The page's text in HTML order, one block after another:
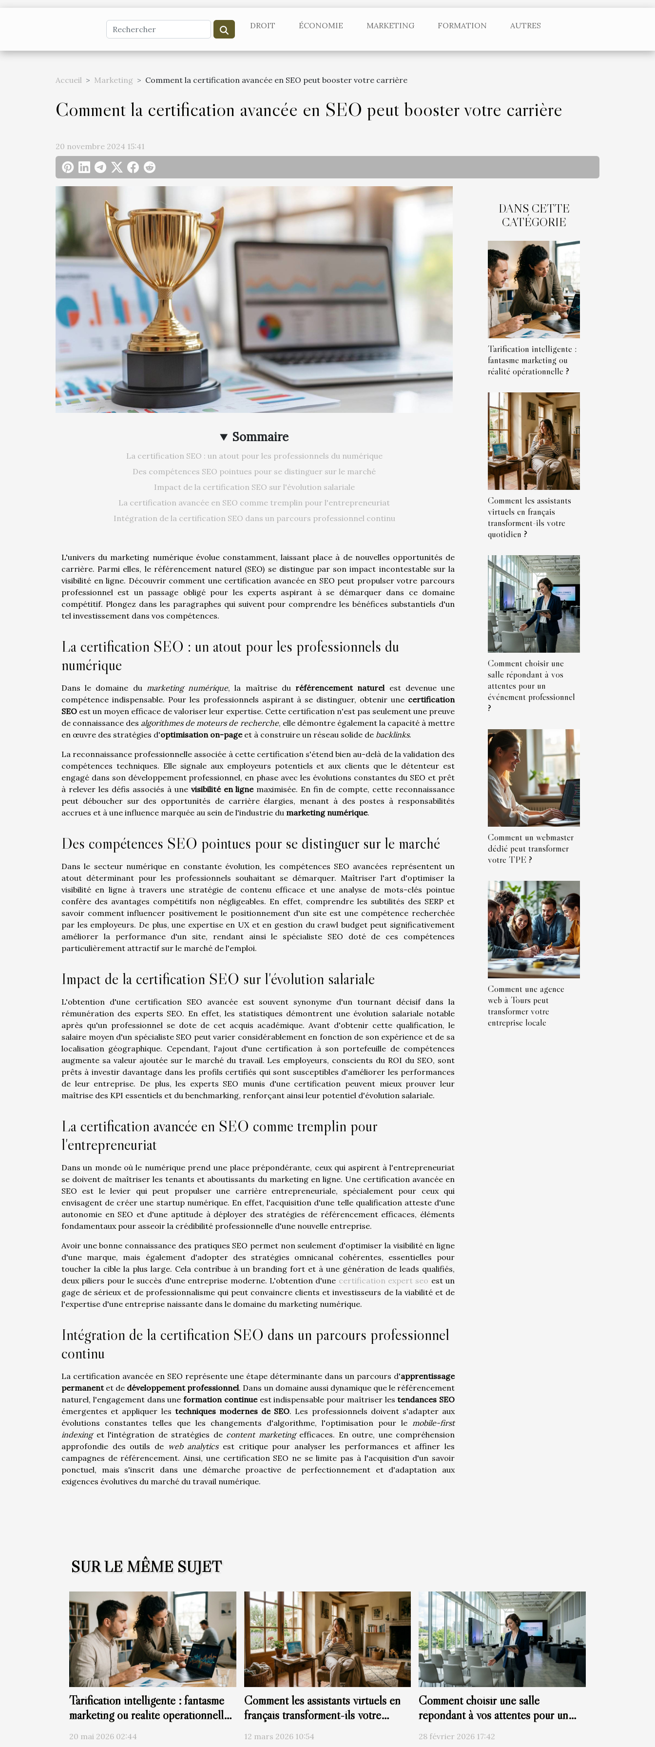
DROIT ÉCONOMIE MARKETING FORMATION AUTRES
Accueil Marketing Comment la certification avancée en SEO peut booster votre carrière
Comment la certification avancée en SEO peut booster votre carrière
20 novembre 2024 15:41
Sommaire
La certification SEO : un atout pour les professionnels du numérique
Des compétences SEO pointues pour se distinguer sur le marché
Impact de la certification SEO sur l'évolution salariale
La certification avancée en SEO comme tremplin pour l'entrepreneuriat
Intégration de la certification SEO dans un parcours professionnel continu
L'univers du marketing numérique évolue constamment, laissant place à de nouvelles opportunités de
carrière. Parmi elles, le référencement naturel (SEO) se distingue par son impact incontestable sur la
visibilité en ligne. Découvrir comment une certification avancée en SEO peut propulser votre parcours
professionnel est un passage obligé pour les experts aspirant à se démarquer dans ce domaine
compétitif. Plongez dans les paragraphes qui suivent pour comprendre les bénéfices substantiels d'un
tel investissement dans vos compétences.
La certification SEO : un atout pour les professionnels du
numérique
Dans le domaine du marketing numérique, la maîtrise du référencement naturelest devenue une
compétence indispensable. Pour les professionnels aspirant à se distinguer, obtenir une certification
SEO est un moyen efficace de valoriser leur expertise. Cette certification n'est pas seulement une preuve
de connaissance des algorithmes de moteurs de recherche, elle démontre également la capacité à mettre
en œuvre des stratégies d'optimisation on-pageet à construire un réseau solide de backlinks.
La reconnaissance professionnelle associée à cette certification s'étend bien au-delà de la validation des
compétences techniques. Elle signale aux employeurs potentiels et aux clients que le détenteur est
engagé dans son développement professionnel, en phase avec les évolutions constantes du SEO et prêt
à relever les défis associés à une visibilité en lignemaximisée. En fin de compte, cette reconnaissance
peut déboucher sur des opportunités de carrière élargies, menant à des postes à responsabilités
accrues et à une influence marquée au sein de l'industrie du marketing numérique.
Des compétences SEO pointues pour se distinguer sur le marché
Dans le secteur numérique en constante évolution, les compétences SEO avancées représentent un
atout déterminant pour les professionnels souhaitant se démarquer. Maîtriser l'art d'optimiser la
visibilité en ligne à travers une stratégie de contenu efficace et une analyse de mots-clés pointue
confère des avantages compétitifs non négligeables. En effet, comprendre les subtilités des SERP et
savoir comment influencer positivement le positionnement d'un site est une compétence recherchée
par les employeurs. De plus, une expertise en UX et en gestion du crawl budget peut significativement
améliorer la performance d'un site, rendant ainsi le spécialiste SEO doté de ces compétences
particulièrement attractif sur le marché de l'emploi.
Impact de la certification SEO sur l'évolution salariale
L'obtention d'une certification SEO avancée est souvent synonyme d'un tournant décisif dans la
rémunération des experts SEO. En effet, les statistiques démontrent une évolution salariale notable
après qu'un professionnel se dote de cet acquis académique. Avant d'obtenir cette qualification, le
salaire moyen d'un spécialiste SEO peut varier considérablement en fonction de son expérience et de sa
localisation géographique. Cependant, l'ajout d'une certification à son portefeuille de compétences
augmente sa valeur ajoutée sur le marché du travail. Les employeurs, conscients du ROI du SEO, sont
prêts à investir davantage dans les profils certifiés qui sont susceptibles d'améliorer les performances
de leur entreprise. De plus, les experts SEO munis d'une certification peuvent mieux prouver leur
maîtrise des KPI essentiels et du benchmarking, renforçant ainsi leur potentiel d'évolution salariale.
La certification avancée en SEO comme tremplin pour
l'entrepreneuriat
Dans un monde où le numérique prend une place prépondérante, ceux qui aspirent à l'entrepreneuriat
se doivent de maîtriser les tenants et aboutissants du marketing en ligne. Une certification avancée en
SEO est le levier qui peut propulser une carrière entrepreneuriale, spécialement pour ceux qui
envisagent de créer une startup numérique. En effet, l'acquisition d'une telle qualification atteste d'une
autonomie en SEO et d'une aptitude à déployer des stratégies de référencement efficaces, éléments
fondamentaux pour asseoir la crédibilité professionnelle d'une nouvelle entreprise.
Avoir une bonne connaissance des pratiques SEO permet non seulement d'optimiser la visibilité en ligne
d'une marque, mais également d'adopter des stratégies omnicanal cohérentes, essentielles pour
toucher la cible la plus large. Cela contribue à un branding fort et à une génération de leads qualifiés,
deux piliers pour le succès d'une entreprise moderne. L'obtention d'une certification expert seo est un
gage de sérieux et de professionnalisme qui peut convaincre clients et investisseurs de la viabilité et de
l'expertise d'une entreprise naissante dans le domaine du marketing numérique.
Intégration de la certification SEO dans un parcours professionnel
continu
La certification avancée en SEO représente une étape déterminante dans un parcours d'apprentissage
permanentet de développement professionnel. Dans un domaine aussi dynamique que le référencement
naturel, l'engagement dans une formation continueest indispensable pour maîtriser lestendances SEO
émergentes et appliquer les techniques modernes de SEO. Les professionnels doivent s'adapter aux
évolutions constantes telles que les changements d'algorithme, l'optimisation pour le mobile-first
indexinget l'intégration de stratégies de content marketingefficaces. En outre, une compréhension
approfondie des outils de web analyticsest critique pour analyser les performances et affiner les
campagnes de référencement. Ainsi, une certification SEO ne se limite pas à l'acquisition d'un savoir
ponctuel, mais s'inscrit dans une démarche proactive de perfectionnement et d'adaptation aux
exigences évolutives du marché du travail numérique.
DANS CETTE
CATÉGORIE
Tarification intelligente :
fantasme marketing ou
réalité opérationnelle ?
Comment les assistants
virtuels en français
transforment-ils votre
quotidien ?
Comment choisir une
salle répondant à vos
attentes pour un
événement professionnel
?
Comment un webmaster
dédié peut transformer
votre TPE ?
Comment une agence
web à Tours peut
transformer votre
entreprise locale
SUR LE MÊME SUJET
Tarification intelligente : fantasme
marketing ou réalité opérationnelle
20 mai 2026 02:44
Comment les assistants virtuels en
français transforment-ils votre
12 mars 2026 10:54
Comment choisir une salle
répondant à vos attentes pour un
événement professionnel ?
28 février 2026 17:42